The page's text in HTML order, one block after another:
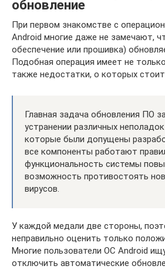
обновление
При первом знакомстве с
Android многие даже не замечают,
обеспечение или прошивка)
Подобная операция имеет не
также недостатки, о которых
Главная задача обновления ПО
устранении различных
которые были допущены
все компоненты работают
функциональность системы
возможность противостоять
вирусов.
У каждой медали две стороны,
неправильно оценить только
Многие пользователи ОС Android
отключить автоматические